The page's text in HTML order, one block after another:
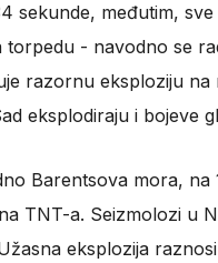
sekunde, međutim,
torpedu - navodno se
razornu eksploziju na
eksplodiraju i bojeve
Barentsova mora,
TNT-a. Seizmolozi u
eksplozija